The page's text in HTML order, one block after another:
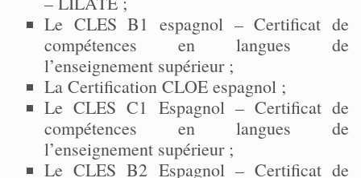
Le CLES B1 espagnol – Certificat de
compétences en langues de
l’enseignement supérieur ;
La Certification CLOE espagnol ;
Le CLES C1 Espagnol – Certificat de
compétences en langues de
l’enseignement supérieur ;
Le CLES B2 Espagnol – Certificat de